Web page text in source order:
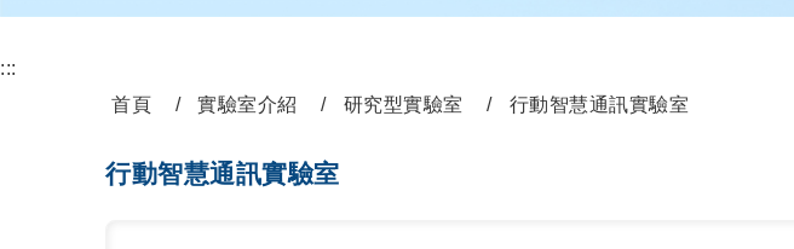
:::
首頁
實驗室介紹 研究型實驗室 行動智慧通訊實驗室
行動智慧通訊實驗室